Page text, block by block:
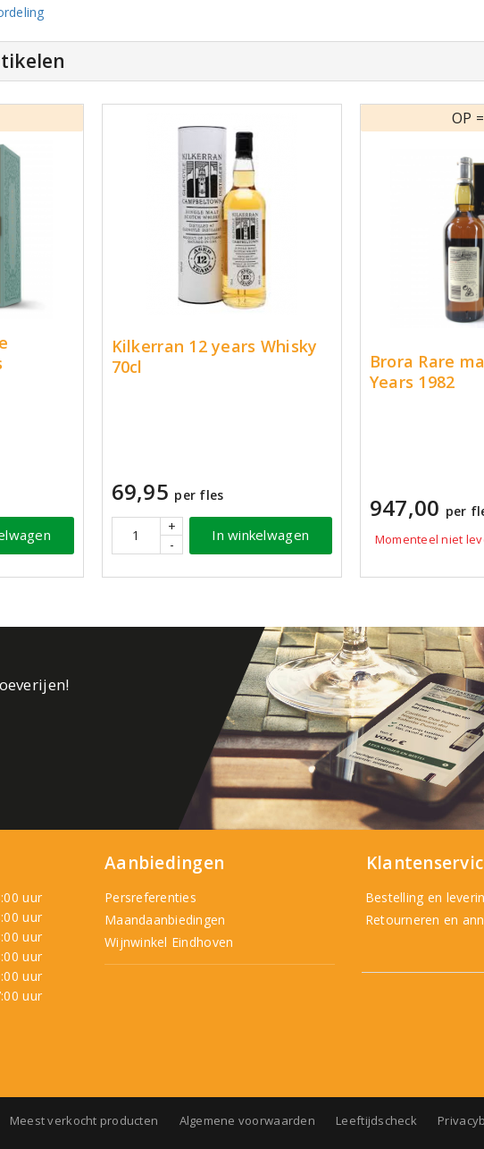
Kilkerran 12 years Whisky
70cl
69,95 per fles
+
-
In winkelwagen
OP
Brora Rare
Years 1982
947,00 per
Momenteel niet
uur
uur
uur
uur
uur
uur
Aanbiedingen
Persreferenties
Maandaanbiedingen
Wijnwinkel Eindhoven
Bestelling en
Retourneren en
Meest verkocht producten Algemene voorwaarden Leeftijdscheck